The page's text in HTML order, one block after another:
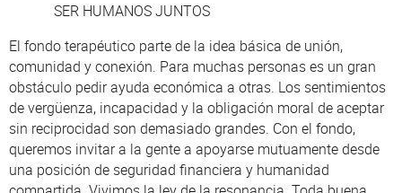
SER HUMANOS JUNTOS
El fondo terapéutico parte de la idea básica de unión,
comunidad y conexión. Para muchas personas es un gran
obstáculo pedir ayuda económica a otras. Los sentimientos
de vergüenza, incapacidad y la obligación moral de aceptar
sin reciprocidad son demasiado grandes. Con el fondo,
queremos invitar a la gente a apoyarse mutuamente desde
una posición de seguridad financiera y humanidad